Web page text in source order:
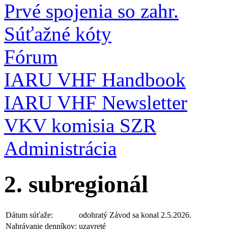
Prvé spojenia so zahr.
Súťažné kóty
Fórum
IARU VHF Handbook
IARU VHF Newsletter
VKV komisia SZR
Administrácia
2. subregionál
Dátum súťaže: odohratý Závod sa konal 2.5.2026.
Nahrávanie denníkov: uzavreté